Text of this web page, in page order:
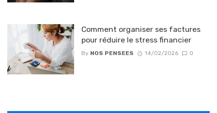
Comment organiser ses factures
pour réduire le stress financier
By NOS PENSEES 14/02/2026 0